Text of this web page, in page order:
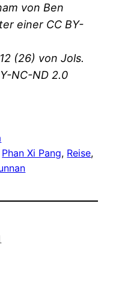
von Ben
einer CC BY-
(26) von Jols.
NC-ND 2.0
Phan Xi Pang, Reise